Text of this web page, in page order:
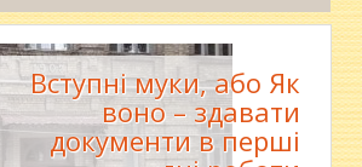
Вступні муки, або Як
воно – здавати
документи в перші